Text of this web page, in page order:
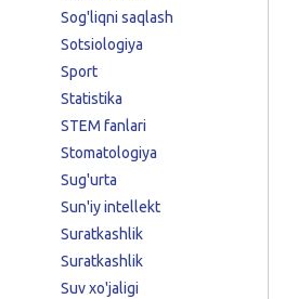
Sog'liqni saqlash
Sotsiologiya
Sport
Statistika
STEM fanlari
Stomatologiya
Sug'urta
Sun'iy intellekt
Suratkashlik
Suratkashlik
Suv xo'jaligi